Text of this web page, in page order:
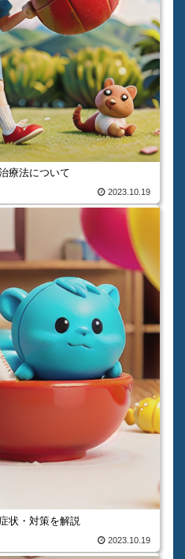
療法について
2023.10.19
状・対策を解説
2023.10.19